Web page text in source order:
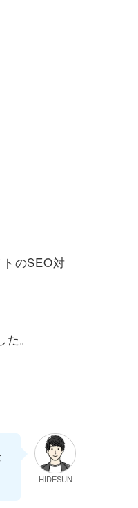
のSEO対
。
HIDESUN